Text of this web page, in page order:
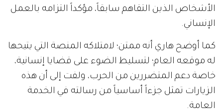
الأشخاص الذين التقاهم سابقاً، مؤكداً التزامه بالعمل
الإنساني.
كما أوضح هاري أنه ممتن؛ لامتلاكه المنصة التي يتيحها
له موقعه العام؛ لتسليط الضوء على قضايا إنسانية،
خاصة دعم المتضررين من الحرب، ولفت إلى أن هذه
الزيارات تمثل جزءاً أساسياً من رسالته في الخدمة
العامة.